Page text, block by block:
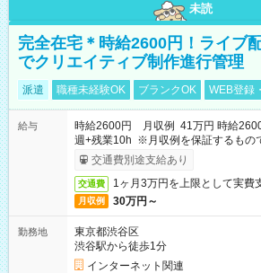
未読
完全在宅＊時給2600円！ライブ
でクリエイティブ制作進行管理
派遣 職種未経験OK ブランクOK WEB登録
給与
時給2600円 月収例 41万円 時給
週+残業10h ※月収例を保証するもの
受取りサービス利用可（利用条件有）
交通費別途支給あり
交通費 1ヶ月3万円を上限として実費
月収例 30万円～
勤務地
東京都渋谷区
渋谷駅から徒歩1分
インターネット関連